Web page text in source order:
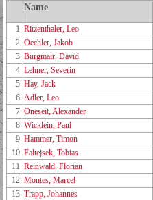
Name
1 Ritzenthaler, Leo
2 Oechler, Jakob
3 Burgmair, David
4 Lehner, Severin
5 Hay, Jack
6 Adler, Leo
7 Oneseit, Alexander
8 Wicklein, Paul
9 Hammer, Timon
10 Faltejsek, Tobias
11 Reinwald, Florian
12 Montes, Marcel
13 Trapp, Johannes